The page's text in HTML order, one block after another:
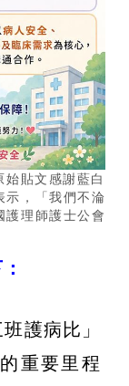
始貼文感謝藍白
示，「我們不淪
護理師護士公會
護病比」
重要里程